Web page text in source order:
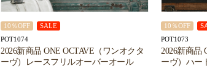
10％OFF SALE
POT1074
2026新商品 ONE OCTAVE（ワンオクタ
ーヴ）レースフリルオーバーオール
10％OFF
POT1073
2026新商品
ーヴ）ハー